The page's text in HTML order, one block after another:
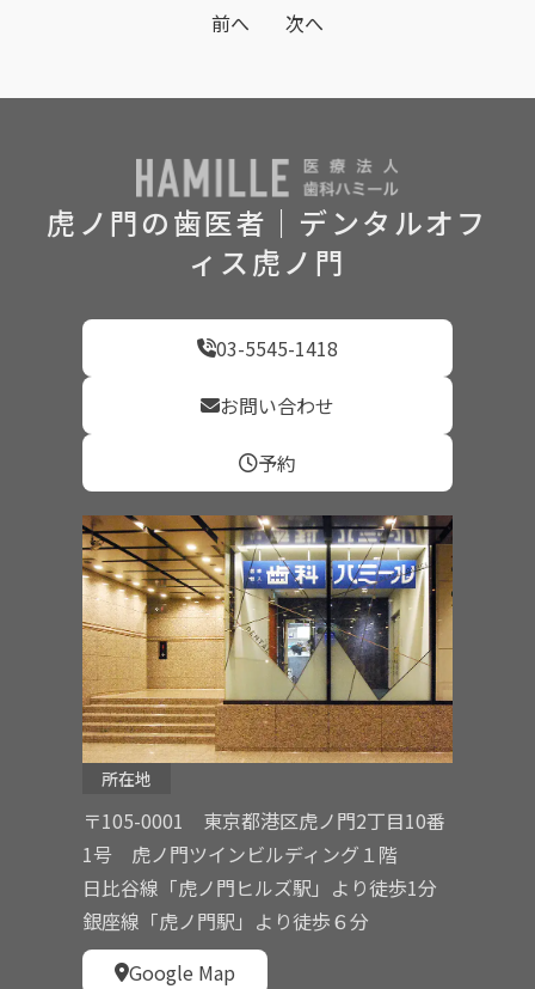
前へ 次へ
虎ノ門の歯医者｜デンタルオフ
ィス虎ノ門
03-5545-1418
お問い合わせ
予約
所在地
〒105-0001 東京都港区虎ノ門2丁目10番
1号 虎ノ門ツインビルディング１階
日比谷線「虎ノ門ヒルズ駅」より徒歩1分
銀座線「虎ノ門駅」より徒歩６分
Google Map